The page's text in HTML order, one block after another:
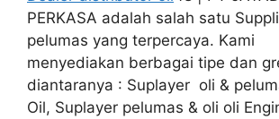
PERKASA adalah salah satu
pelumas yang terpercaya. Kami
menyediakan berbagai tipe dan
diantaranya : Suplayer oli &
Oil, Suplayer pelumas & oli oli